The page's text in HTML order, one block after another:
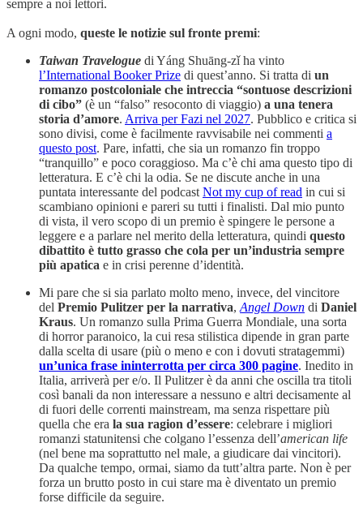
sempre a noi lettori.
A ogni modo, queste le notizie sul fronte premi:
Taiwan Travelogue di Yáng Shuāng-zǐ ha vinto
l’International Booker Prize di quest’anno. Si tratta di un
romanzo postcoloniale che intreccia “sontuose descrizioni
di cibo” (è un “falso” resoconto di viaggio) a una tenera
storia d’amore. Arriva per Fazi nel 2027. Pubblico e critica si
sono divisi, come è facilmente ravvisabile nei commenti a
questo post. Pare, infatti, che sia un romanzo fin troppo
“tranquillo” e poco coraggioso. Ma c’è chi ama questo tipo di
letteratura. E c’è chi la odia. Se ne discute anche in una
puntata interessante del podcast Not my cup of read in cui si
scambiano opinioni e pareri su tutti i finalisti. Dal mio punto
di vista, il vero scopo di un premio è spingere le persone a
leggere e a parlare nel merito della letteratura, quindi questo
dibattito è tutto grasso che cola per un’industria sempre
più apatica e in crisi perenne d’identità.
Mi pare che si sia parlato molto meno, invece, del vincitore
del Premio Pulitzer per la narrativa, Angel Down di Daniel
Kraus. Un romanzo sulla Prima Guerra Mondiale, una sorta
di horror paranoico, la cui resa stilistica dipende in gran parte
dalla scelta di usare (più o meno e con i dovuti stratagemmi)
un’unica frase ininterrotta per circa 300 pagine. Inedito in
Italia, arriverà per e/o. Il Pulitzer è da anni che oscilla tra titoli
così banali da non interessare a nessuno e altri decisamente al
di fuori delle correnti mainstream, ma senza rispettare più
quella che era la sua ragion d’essere: celebrare i migliori
romanzi statunitensi che colgano l’essenza dell’american life
(nel bene ma soprattutto nel male, a giudicare dai vincitori).
Da qualche tempo, ormai, siamo da tutt’altra parte. Non è per
forza un brutto posto in cui stare ma è diventato un premio
forse difficile da seguire.